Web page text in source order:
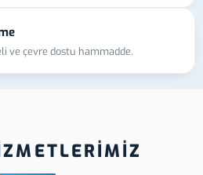
ve çevre dostu hammadde.